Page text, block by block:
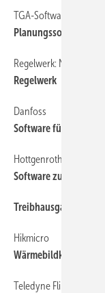
TGA-Software
Planungssoftware für
Regelwerk:
Regelwerk
Danfoss
Software für
Hottgenroth
Software zur
Hikmicro
Wärmebildkamera-
Teledyne Flir